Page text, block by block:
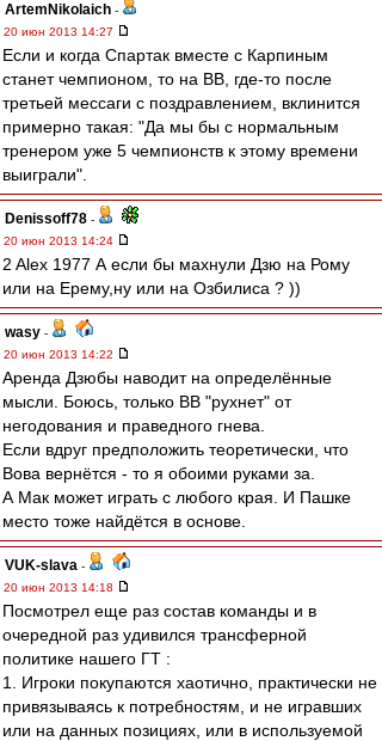
ArtemNikolaich -
20 июн 2013 14:27
Если и когда Спартак вместе с Карпиным
станет чемпионом, то на ВВ, где-то после
третьей мессаги с поздравлением, вклинится
примерно такая: "Да мы бы с нормальным
тренером уже 5 чемпионств к этому времени
выиграли".
Denissoff78 -
20 июн 2013 14:24
2 Alex 1977 А если бы махнули Дзю на Рому
или на Ерему,ну или на Озбилиса ? ))
wasy -
20 июн 2013 14:22
Аренда Дзюбы наводит на определённые
мысли. Боюсь, только ВВ "рухнет" от
негодования и праведного гнева.
Если вдруг предположить теоретически, что
Вова вернётся - то я обоими руками за.
А Мак может играть с любого края. И Пашке
место тоже найдётся в основе.
VUK-slava -
20 июн 2013 14:18
Посмотрел еще раз состав команды и в
очередной раз удивился трансферной
политике нашего ГТ :
1. Игроки покупаются хаотично, практически не
привязываясь к потребностям, и не игравших
или на данных позициях, или в используемой